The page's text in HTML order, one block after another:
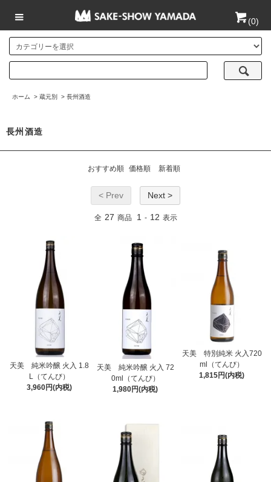
(0)
ホーム > 蔵元別 > 長州酒造
長州酒造
おすすめ順 価格順 新着順
< Prev Next >
全 27 商品 1 - 12 表示
天美 純米吟醸 火入 1.8
L（てんび）
3,960円(内税)
天美 純米吟醸 火入 72
0ml（てんび）
1,980円(内税)
天美 特別純米 火入720
ml（てんび）
1,815円(内税)